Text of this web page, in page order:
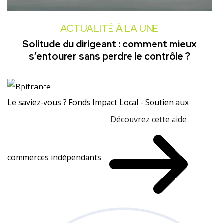
ACTUALITÉ À LA UNE
Solitude du dirigeant : comment mieux
s’entourer sans perdre le contrôle ?
Le saviez-vous ? Fonds Impact Local - Soutien aux
commerces indépendants
Découvrez cette aide